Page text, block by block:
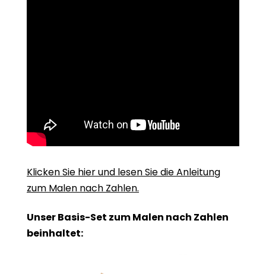
Klicken Sie hier und lesen Sie die Anleitung
zum Malen nach Zahlen.
Unser Basis-Set zum Malen nach Zahlen
beinhaltet: